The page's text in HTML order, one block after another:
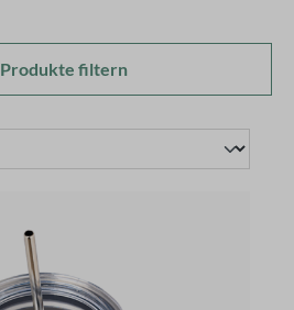
Produkte filtern